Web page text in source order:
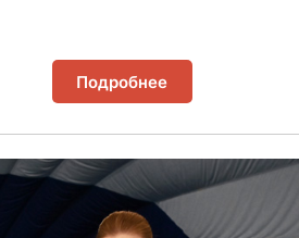
Подробнее